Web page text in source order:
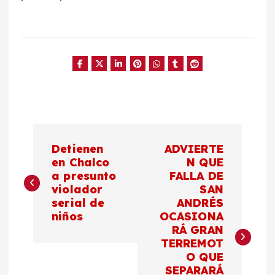
a
v
Detienen
en Chalco
a presunto
violador
serial de
niños
ADVIERTE
N QUE
FALLA DE
SAN
ANDRÉS
OCASIONA
RÁ GRAN
TERREMOT
O QUE
SEPARARÁ